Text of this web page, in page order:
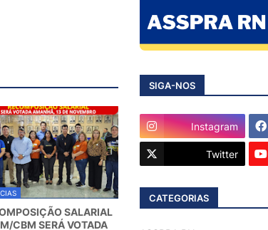
SALARIAL
CBM SERÁ VOTADA
SIGA-NOS
Instagram
Twitter
CATEGORIAS